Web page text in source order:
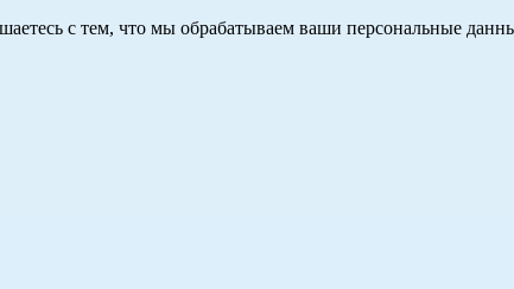
с тем, что мы обрабатываем ваши персональные